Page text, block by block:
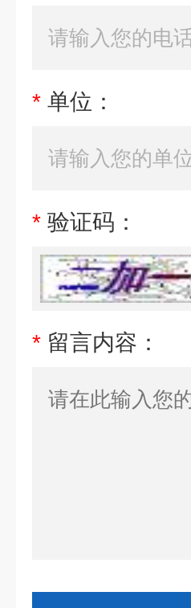
* 单位：
* 验证码：
* 留言内容：